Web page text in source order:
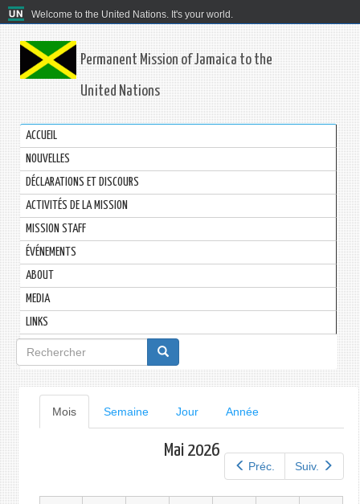
Welcome to the United Nations. It's your world.
Permanent Mission of Jamaica to the
United Nations
ACCUEIL
NOUVELLES
DÉCLARATIONS ET DISCOURS
ACTIVITÉS DE LA MISSION
MISSION STAFF
ÉVÉNEMENTS
ABOUT
MEDIA
LINKS
Formulaire
de
recherche
Onglets
principaux
Mois(onglet
actif)
Semaine Jour Année
Préc. Suiv.
Mai 2026